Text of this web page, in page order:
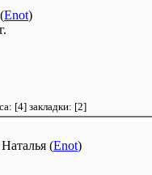
Enot)
[4] закладки: [2]
(Enot)